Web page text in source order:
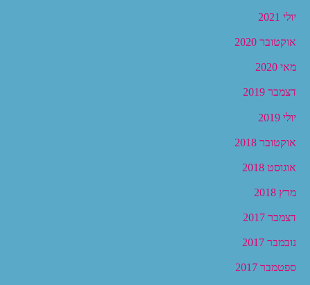
יולי 2021
אוקטובר 2020
מאי 2020
דצמבר 2019
יולי 2019
אוקטובר 2018
אוגוסט 2018
מרץ 2018
דצמבר 2017
נובמבר 2017
ספטמבר 2017